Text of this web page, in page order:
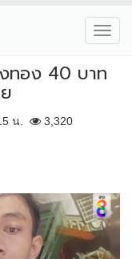
ทอง 40 บาท
น. 3,320